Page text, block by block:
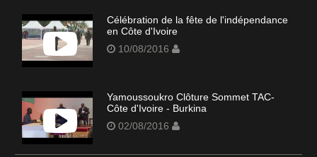
Célébration de la fête de l'indépendance
en Côte d'Ivoire
10/08/2016
Yamoussoukro Clôture Sommet TAC-
Côte d'Ivoire - Burkina
02/08/2016